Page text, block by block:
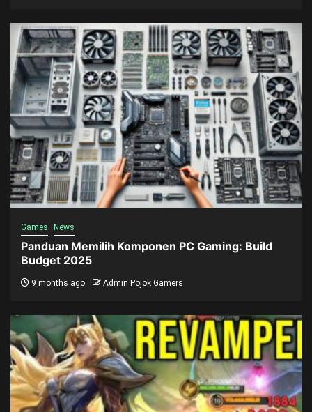
Games News
Panduan Memilih Komponen PC Gaming: Build
Budget 2025
9 months ago Admin Pojok Gamers